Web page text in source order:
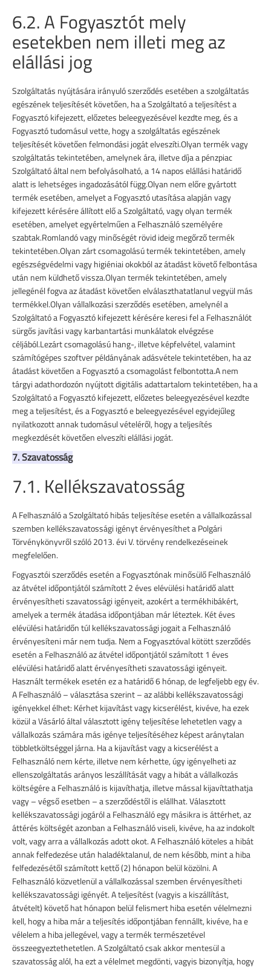
6.2. A Fogyasztót mely
esetekben nem illeti meg az
elállási jog
Szolgáltatás nyújtására irányuló szerződés esetében a szolgáltatás
egészének teljesítését követően, ha a Szolgáltató a teljesítést a
Fogyasztó kifejezett, előzetes beleegyezésével kezdte meg, és a
Fogyasztó tudomásul vette, hogy a szolgáltatás egészének
teljesítését követően felmondási jogát elveszíti.Olyan termék vagy
szolgáltatás tekintetében, amelynek ára, illetve díja a pénzpiac
Szolgáltató által nem befolyásolható, a 14 napos elállási határidő
alatt is lehetséges ingadozásától függ.Olyan nem előre gyártott
termék esetében, amelyet a Fogyasztó utasítása alapján vagy
kifejezett kérésére állított elő a Szolgáltató, vagy olyan termék
esetében, amelyet egyértelműen a Felhasználó személyére
szabtak.Romlandó vagy minőségét rövid ideig megőrző termék
tekintetében.Olyan zárt csomagolású termék tekintetében, amely
egészségvédelmi vagy higiéniai okokból az átadást követő felbontása
után nem küldhető vissza.Olyan termék tekintetében, amely
jellegénél fogva az átadást követően elválaszthatatlanul vegyül más
termékkel.Olyan vállalkozási szerződés esetében, amelynél a
Szolgáltató a Fogyasztó kifejezett kérésére keresi fel a Felhasználót
sürgős javítási vagy karbantartási munkálatok elvégzése
céljából.Lezárt csomagolású hang-, illetve képfelvétel, valamint
számítógépes szoftver példányának adásvétele tekintetében, ha az
átadást követően a Fogyasztó a csomagolást felbontotta.A nem
tárgyi adathordozón nyújtott digitális adattartalom tekintetében, ha a
Szolgáltató a Fogyasztó kifejezett, előzetes beleegyezésével kezdte
meg a teljesítést, és a Fogyasztó e beleegyezésével egyidejűleg
nyilatkozott annak tudomásul vételéről, hogy a teljesítés
megkezdését követően elveszíti elállási jogát.
7. Szavatosság
7.1. Kellékszavatosság
A Felhasználó a Szolgáltató hibás teljesítése esetén a vállalkozással
szemben kellékszavatossági igényt érvényesíthet a Polgári
Törvénykönyvről szóló 2013. évi V. törvény rendelkezéseinek
megfelelően.
Fogyasztói szerződés esetén a Fogyasztónak minősülő Felhasználó
az átvétel időpontjától számított 2 éves elévülési határidő alatt
érvényesítheti szavatossági igényeit, azokért a termékhibákért,
amelyek a termék átadása időpontjában már léteztek. Két éves
elévülési határidőn túl kellékszavatossági jogait a Felhasználó
érvényesíteni már nem tudja. Nem a Fogyasztóval kötött szerződés
esetén a Felhasználó az átvétel időpontjától számított 1 éves
elévülési határidő alatt érvényesítheti szavatossági igényeit.
Használt termékek esetén ez a határidő 6 hónap, de legfeljebb egy év.
A Felhasználó – választása szerint – az alábbi kellékszavatossági
igényekkel élhet: Kérhet kijavítást vagy kicserélést, kivéve, ha ezek
közül a Vásárló által választott igény teljesítése lehetetlen vagy a
vállalkozás számára más igénye teljesítéséhez képest aránytalan
többletköltséggel járna. Ha a kijavítást vagy a kicserélést a
Felhasználó nem kérte, illetve nem kérhette, úgy igényelheti az
ellenszolgáltatás arányos leszállítását vagy a hibát a vállalkozás
költségére a Felhasználó is kijavíthatja, illetve mással kijavíttathatja
vagy – végső esetben – a szerződéstől is elállhat. Választott
kellékszavatossági jogáról a Felhasználó egy másikra is áttérhet, az
áttérés költségét azonban a Felhasználó viseli, kivéve, ha az indokolt
volt, vagy arra a vállalkozás adott okot. A Felhasználó köteles a hibát
annak felfedezése után haladéktalanul, de nem később, mint a hiba
felfedezésétől számított kettő (2) hónapon belül közölni. A
Felhasználó közvetlenül a vállalkozással szemben érvényesítheti
kellékszavatossági igényét. A teljesítést (vagyis a kiszállítást,
átvételt) követő hat hónapon belül felismert hiba esetén vélelmezni
kell, hogy a hiba már a teljesítés időpontjában fennállt, kivéve, ha e
vélelem a hiba jellegével, vagy a termék természetével
összeegyeztethetetlen. A Szolgáltató csak akkor mentesül a
szavatosság alól, ha ezt a vélelmet megdönti, vagyis bizonyítja, hogy